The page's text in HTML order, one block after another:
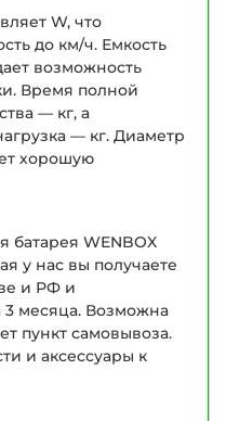
W, что
до км/ч. Емкость
возможность
Время полной
— кг, а
— кг. Диаметр
хорошую
батарея WENBOX
у нас вы получаете
и РФ и
месяца. Возможна
пункт самовывоза.
и аксессуары к